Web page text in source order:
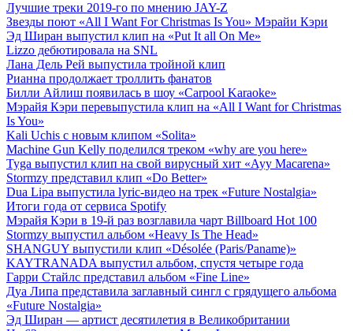
Лучшие треки 2019-го по мнению JAY-Z
Звезды поют «All I Want For Christmas Is You» Мэрайи Кэри
Эд Ширан выпустил клип на «Put It all On Me»
Lizzo дебютировала на SNL
Лана Дель Рей выпустила тройной клип
Рианна продолжает троллить фанатов
Билли Айлиш появилась в шоу «Carpool Karaoke»
Мэрайя Кэри перевыпустила клип на «All I Want for Christmas
Is You»
Kali Uchis с новым клипом «Solita»
Machine Gun Kelly поделился треком «why are you here»
Tyga выпустил клип на свой вирусный хит «Ayy Macarena»
Stormzy представил клип «Do Better»
Dua Lipa выпустила lyric-видео на трек «Future Nostalgia»
Итоги года от сервиса Spotify
Мэрайя Кэри в 19-й раз возглавила чарт Billboard Hot 100
Stormzy выпустил альбом «Heavy Is The Head»
SHANGUY выпустили клип «Désolée (Paris/Paname)»
KAYTRANADA выпустил альбом, спустя четыре года
Гарри Стайлс представил альбом «Fine Line»
Дуа Липа представила заглавный сингл с грядущего альбома
«Future Nostalgia»
Эд Ширан — артист десятилетия в Великобритании